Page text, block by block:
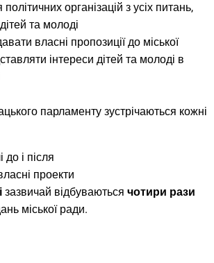
організацій з усіх питань,
та молоді
власні пропозиції до міської
інтереси дітей та молоді в
парламенту зустрічаються кожні
до і після
проекти
зазвичай відбуваються чотири рази
міської ради.